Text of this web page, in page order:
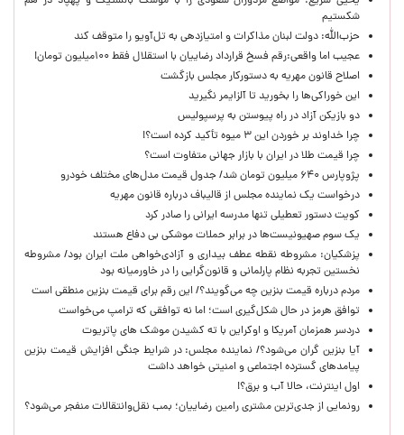
شکستیم
حزب‌الله: دولت لبنان مذاکرات و امتیازدهی به تل‌آویو را متوقف کند
عجیب اما واقعی:رقم فسخ قرارداد رضاییان با استقلال فقط ۱۰۰میلیون تومان!
اصلاح قانون مهریه به دستورکار مجلس بازگشت
این خوراکی‌ها را بخورید تا آلزایمر نگیرید
دو بازیکن آزاد در راه پیوستن به پرسپولیس
چرا خداوند بر خوردن این ۳ میوه تأکید کرده است؟!
چرا قیمت طلا در ایران با بازار جهانی متفاوت است؟
پژوپارس ۶۴۰ میلیون تومان شد/ جدول قیمت مدل‌های مختلف خودرو
درخواست یک نماینده مجلس از قالیباف درباره قانون مهریه
کویت دستور تعطیلی تنها مدرسه ایرانی را صادر کرد
یک‌ سوم صهیونیست‌ها در برابر حملات موشکی بی دفاع هستند
پزشکیان: مشروطه نقطه عطف بیداری و آزادی‌خواهی ملت ایران بود/ مشروطه
نخستین تجربه نظام پارلمانی و قانون‌گرایی را در خاورمیانه بود
مردم درباره قیمت بنزین چه می‌گویند؟/ این رقم برای قیمت بنزین منطقی است
توافق هرمز در حال شکل‌گیری است؛ اما نه توافقی که ترامپ می‌خواست
دردسر همزمان آمریکا و اوکراین با ته کشیدن موشک های پاتریوت
آیا بنزین گران می‌شود؟/ نماینده مجلس: در شرایط جنگی افزایش قیمت بنزین
پیامدهای گسترده اجتماعی و امنیتی خواهد داشت
اول اینترنت، حالا آب و برق؟!
رونمایی از جدی‌ترین مشتری رامین رضاییان؛ بمب نقل‌وانتقالات منفجر می‌شود؟